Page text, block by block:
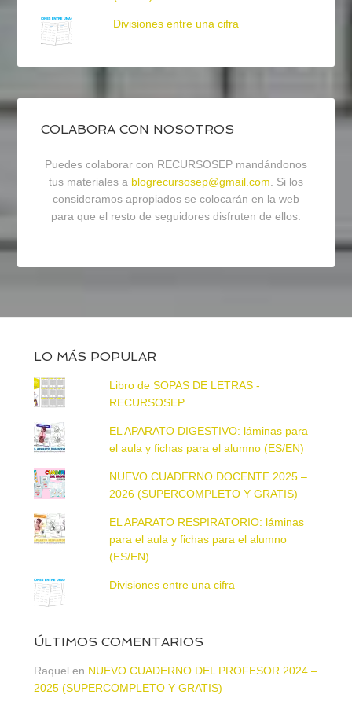
Divisiones entre una cifra
COLABORA CON NOSOTROS
Puedes colaborar con RECURSOSEP mandándonos
tus materiales a blogrecursosep@gmail.com. Si los
consideramos apropiados se colocarán en la web
para que el resto de seguidores disfruten de ellos.
LO MÁS POPULAR
Libro de SOPAS DE LETRAS -
RECURSOSEP
EL APARATO DIGESTIVO: láminas para
el aula y fichas para el alumno (ES/EN)
NUEVO CUADERNO DOCENTE 2025 –
2026 (SUPERCOMPLETO Y GRATIS)
EL APARATO RESPIRATORIO: láminas
para el aula y fichas para el alumno
(ES/EN)
Divisiones entre una cifra
ÚLTIMOS COMENTARIOS
Raquel en NUEVO CUADERNO DEL PROFESOR 2024 –
2025 (SUPERCOMPLETO Y GRATIS)